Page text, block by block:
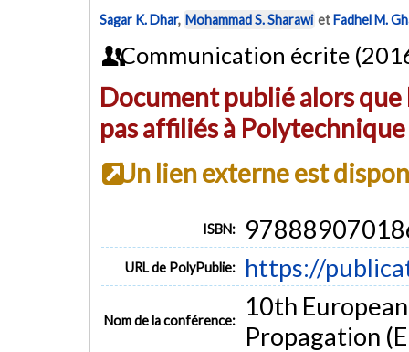
Sagar K. Dhar, Mohammad S. Sharawi etFadhel M.
Communication écrite
Document publié alors
pas affiliés à
Un lien externe est
ISBN:
URL de PolyPublie: https://
Nom de la conférence:
10th
Propagation